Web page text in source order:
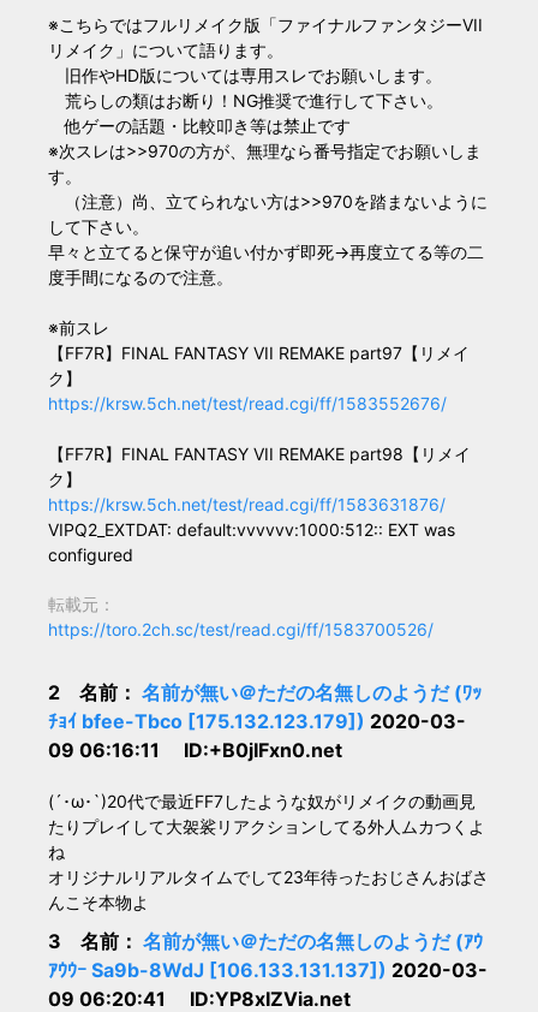
※こちらではフルリメイク版「ファイナルファンタジーVII
リメイク」について語ります。
旧作やHD版については専用スレでお願いします。
荒らしの類はお断り！NG推奨で進行して下さい。
他ゲーの話題・比較叩き等は禁止です
※次スレは>>970の方が、無理なら番号指定でお願いしま
す。
（注意）尚、立てられない方は>>970を踏まないように
して下さい。
早々と立てると保守が追い付かず即死→再度立てる等の二
度手間になるので注意。
※前スレ
【FF7R】FINAL FANTASY VII REMAKE part97【リメイ
ク】
https://krsw.5ch.net/test/read.cgi/ff/1583552676/
【FF7R】FINAL FANTASY VII REMAKE part98【リメイ
ク】
https://krsw.5ch.net/test/read.cgi/ff/1583631876/
VIPQ2_EXTDAT: default:vvvvvv:1000:512:: EXT was
configured
転載元：
https://toro.2ch.sc/test/read.cgi/ff/1583700526/
2 名前： 名前が無い＠ただの名無しのようだ (ﾜｯ
ﾁｮｲ bfee-Tbco [175.132.123.179]) 2020-03-
09 06:16:11 ID:+B0jIFxn0.net
(´･ω･`)20代で最近FF7したような奴がリメイクの動画見
たりプレイして大袈裟リアクションしてる外人ムカつくよ
ね
オリジナルリアルタイムでして23年待ったおじさんおばさ
んこそ本物よ
3 名前： 名前が無い＠ただの名無しのようだ (ｱｳ
ｱｳｳｰ Sa9b-8WdJ [106.133.131.137]) 2020-03-
09 06:20:41 ID:YP8xIZVia.net